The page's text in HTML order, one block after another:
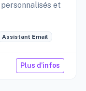
et
Assistant Email
Plus d'infos